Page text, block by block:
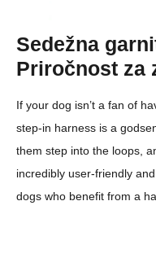
Sedežna
Priročnost za
If your dog isn’t a fan of
step-in harness is a
them step into the loops,
incredibly user-friendly
dogs who benefit from a